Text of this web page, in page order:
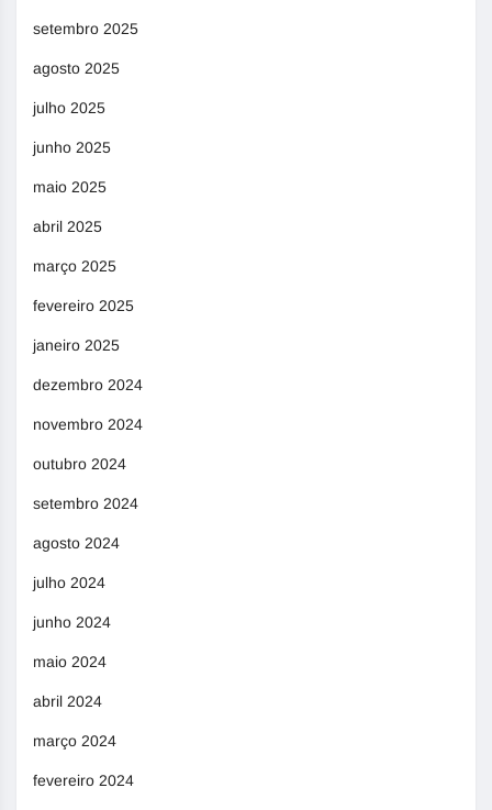
setembro 2025
agosto 2025
julho 2025
junho 2025
maio 2025
abril 2025
março 2025
fevereiro 2025
janeiro 2025
dezembro 2024
novembro 2024
outubro 2024
setembro 2024
agosto 2024
julho 2024
junho 2024
maio 2024
abril 2024
março 2024
fevereiro 2024